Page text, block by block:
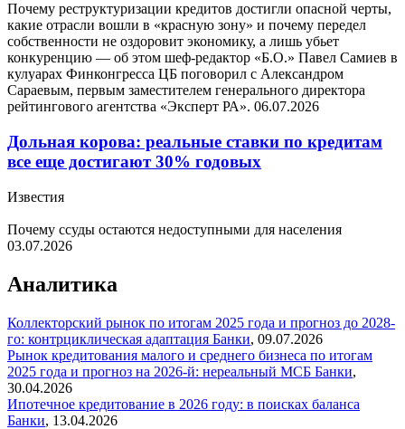
Почему реструктуризации кредитов достигли опасной черты,
какие отрасли вошли в «красную зону» и почему передел
собственности не оздоровит экономику, а лишь убьет
конкуренцию — об этом шеф-редактор «Б.О.» Павел Самиев в
кулуарах Финконгресса ЦБ поговорил с Александром
Сараевым, первым заместителем генерального директора
рейтингового агентства «Эксперт РА». 06.07.2026
Дольная корова: реальные ставки по кредитам
все еще достигают 30% годовых
Известия
Почему ссуды остаются недоступными для населения
03.07.2026
Аналитика
Коллекторский рынок по итогам 2025 года и прогноз до 2028-
го: контрциклическая адаптация Банки, 09.07.2026
Рынок кредитования малого и среднего бизнеса по итогам
2025 года и прогноз на 2026-й: нереальный МСБ Банки,
30.04.2026
Ипотечное кредитование в 2026 году: в поисках баланса
Банки, 13.04.2026